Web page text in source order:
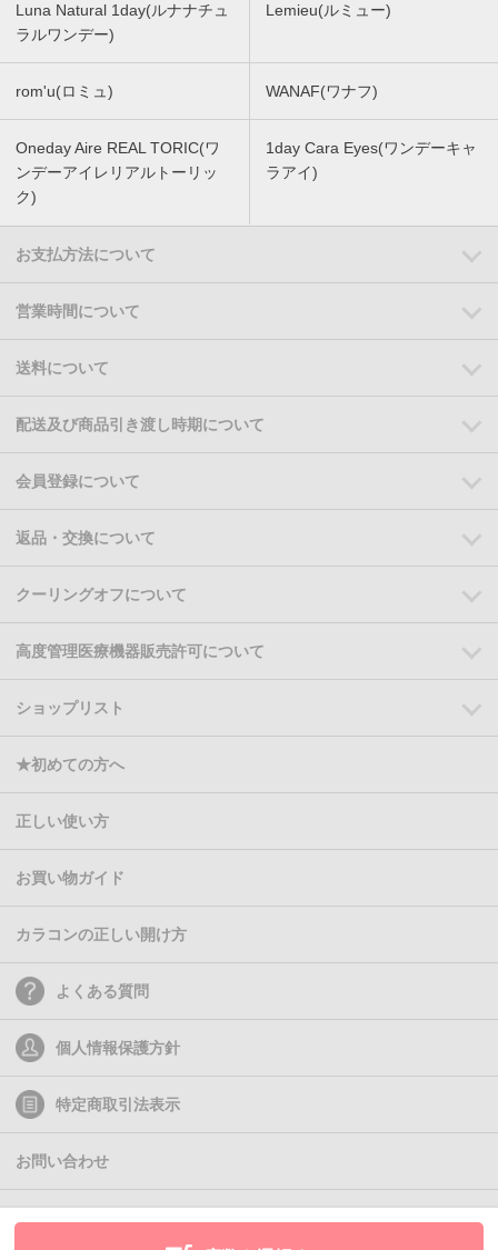
Luna Natural 1day(ルナナチュ
ラルワンデー)
Lemieu(ルミュー)
rom'u(ロミュ) WANAF(ワナフ)
Oneday Aire REAL TORIC(ワ
ンデーアイレリアルトーリッ
ク)
1day Cara Eyes(ワンデーキャ
ラアイ)
お支払方法について
営業時間について
送料について
配送及び商品引き渡し時期について
会員登録について
返品・交換について
クーリングオフについて
高度管理医療機器販売許可について
ショップリスト
★初めての方へ
正しい使い方
お買い物ガイド
カラコンの正しい開け方
よくある質問
個人情報保護方針
特定商取引法表示
お問い合わせ